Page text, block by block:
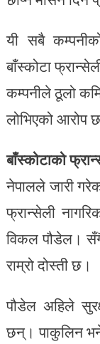
यी सबै
बाँस्कोटा
कम्पनीले ठूलो
लोभिएको आरोप
बाँस्कोटाको
नेपालले जारी
फ्रान्सेली
विकल पौडेल।
राम्रो दोस्ती छ।
पौडेल अहिले
छन्। पाकुलिन